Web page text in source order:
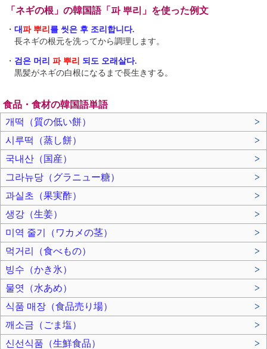
「ネギの根」の韓国語「파 뿌리」を使った例文
・ 대 파 뿌리 를 씻은 후 조리합니다.
長ネギの根元を洗ってから調理します。
・ 검은 머리 파 뿌리 되도 오래살다.
黒髪がネギの白根になるまで長生きする。
食品・食材の韓国語単語
개떡（質の低い餅）
>
시루떡（蒸し餅）
>
국내산（国産）
>
그라뉴당（グラニュー糖）
>
과실초（果実酢）
>
생강（生姜）
>
미역 줄기（ワカメの茎）
>
먹거리（食べもの）
>
빙수（かき氷）
>
물엿（水あめ）
>
식품 매장（食品売り場）
>
깨소금（ごま塩）
>
신선식품（生鮮食品）
>